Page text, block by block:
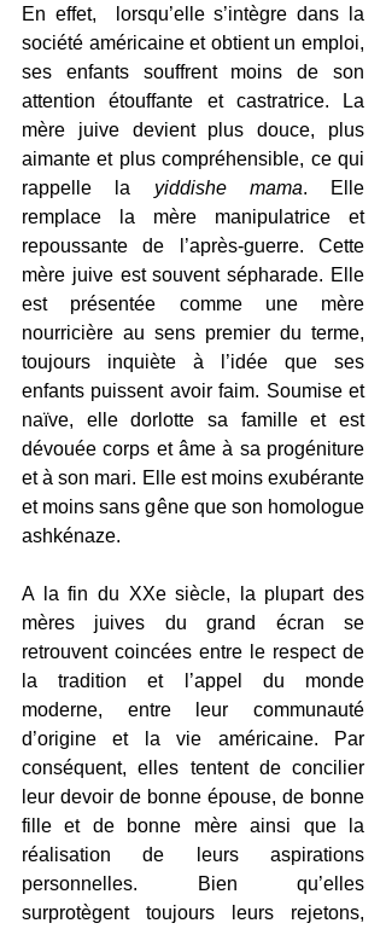
En effet,  lorsqu’elle s’intègre dans la
société américaine et obtient un emploi,
ses enfants souffrent moins de son
attention étouffante et castratrice. La
mère juive devient plus douce, plus
aimante et plus compréhensible, ce qui
rappelle la yiddishe mama. Elle
remplace la mère manipulatrice et
repoussante de l’après-guerre. Cette
mère juive est souvent sépharade. Elle
est présentée comme une mère
nourricière au sens premier du terme,
toujours inquiète à l’idée que ses
enfants puissent avoir faim. Soumise et
naïve, elle dorlotte sa famille et est
dévouée corps et âme à sa progéniture
et à son mari. Elle est moins exubérante
et moins sans gêne que son homologue
ashkénaze.
A la fin du XXe siècle, la plupart des
mères juives du grand écran se
retrouvent coincées entre le respect de
la tradition et l’appel du monde
moderne, entre leur communauté
d’origine et la vie américaine. Par
conséquent, elles tentent de concilier
leur devoir de bonne épouse, de bonne
fille et de bonne mère ainsi que la
réalisation de leurs aspirations
personnelles. Bien qu’elles
surprotègent toujours leurs rejetons,